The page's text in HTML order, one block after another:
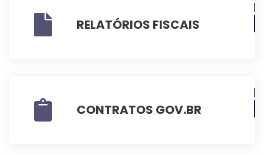
RELATÓRIOS FISCAIS
CONTRATOS GOV.BR